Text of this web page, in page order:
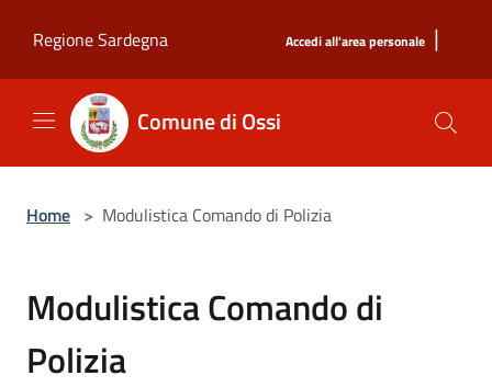
Regione Sardegna
Accedi all'area personale |
Comune di Ossi
Home > Modulistica Comando di Polizia
Modulistica Comando di
Polizia